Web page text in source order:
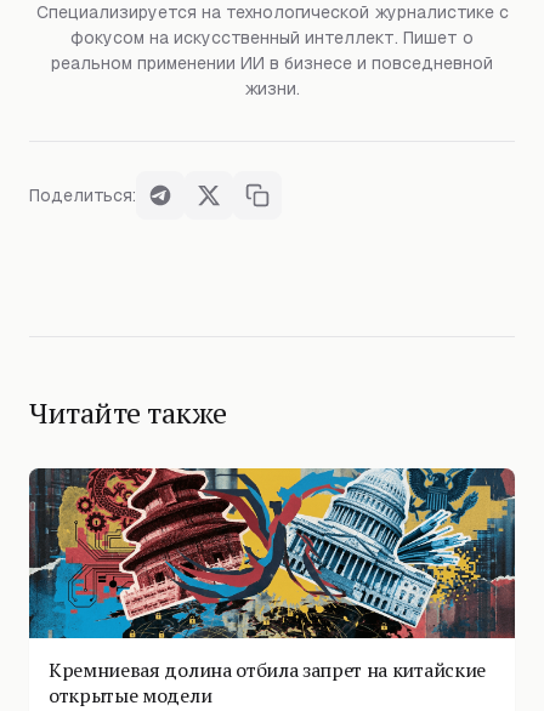
Специализируется на технологической журналистике с
фокусом на искусственный интеллект. Пишет о
реальном применении ИИ в бизнесе и повседневной
жизни.
Поделиться:
Читайте также
Кремниевая долина отбила запрет на китайские
открытые модели